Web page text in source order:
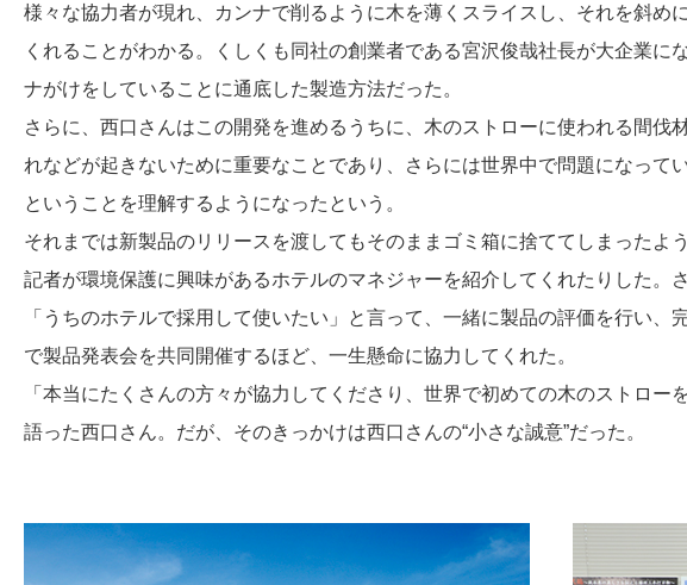
様々な協力者が現れ、カンナで削るように木を薄くスライスし、それを斜め
くれることがわかる。くしくも同社の創業者である宮沢俊哉社長が大企業に
ナがけをしていることに通底した製造方法だった。
さらに、西口さんはこの開発を進めるうちに、木のストローに使われる間伐
れなどが起きないために重要なことであり、さらには世界中で問題になって
ということを理解するようになったという。
それまでは新製品のリリースを渡してもそのままゴミ箱に捨ててしまったよ
記者が環境保護に興味があるホテルのマネジャーを紹介してくれたりした。
「うちのホテルで採用して使いたい」と言って、一緒に製品の評価を行い
で製品発表会を共同開催するほど、一生懸命に協力してくれた。
「本当にたくさんの方々が協力してくださり、世界で初めての木のストロ
語った西口さん。だが、そのきっかけは西口さんの“小さな誠意”だった。